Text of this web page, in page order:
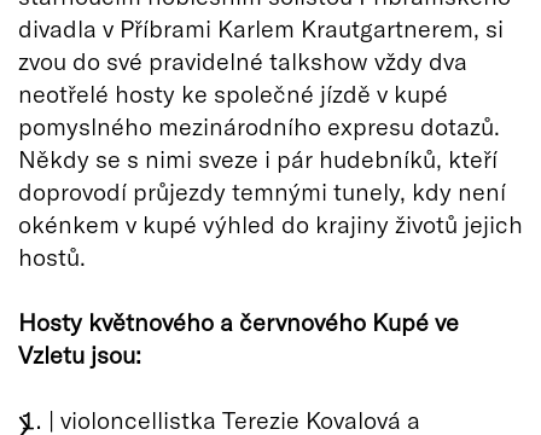
divadla v Příbrami Karlem Krautgartnerem, si
zvou do své pravidelné talkshow vždy dva
neotřelé hosty ke společné jízdě v kupé
pomyslného mezinárodního expresu dotazů.
Někdy se s nimi sveze i pár hudebníků, kteří
doprovodí průjezdy temnými tunely, kdy není
okénkem v kupé výhled do krajiny životů jejich
hostů.
Hosty květnového a červnového Kupé ve
Vzletu jsou:
| violoncellistka Terezie Kovalová a